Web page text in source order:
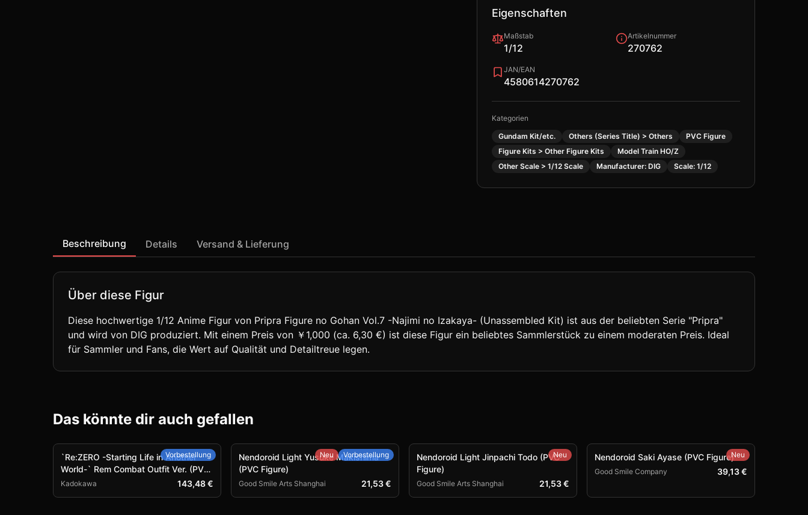
Eigenschaften
Maßstab
1/12
Artikelnummer
270762
JAN/EAN
4580614270762
Kategorien
Gundam Kit/etc.
Others (Series Title) > Others
PVC Figure
Figure Kits > Other Figure Kits
Model Train HO/Z
Other Scale > 1/12 Scale
Manufacturer: DIG Scale: 1/12
Beschreibung Details Versand & Lieferung
Über diese Figur
Diese hochwertige 1/12 Anime Figur von Pripra Figure no Gohan Vol.7 -Najimi no Izakaya- (Unassembled Kit) ist aus der beliebten Serie "Pripra"
und wird von DIG produziert. Mit einem Preis von ￥1,000 (ca. 6,30 €) ist diese Figur ein beliebtes Sammlerstück zu einem moderaten Preis. Ideal
für Sammler und Fans, die Wert auf Qualität und Detailtreue legen.
Das könnte dir auch gefallen
Vorbestellung
`Re:ZERO -Starting Life in Another
World-` Rem Combat Outfit Ver. (PVC
Figure)
Kadokawa 143,48 €
Neu Vorbestellung
Nendoroid Light Yusuke Makishima
(PVC Figure)
Good Smile Arts Shanghai 21,53 €
Neu
Nendoroid Light Jinpachi Todo (PVC
Figure)
Good Smile Arts Shanghai 21,53 €
Neu
Nendoroid Saki Ayase (PVC Figure)
Good Smile Company 39,13 €